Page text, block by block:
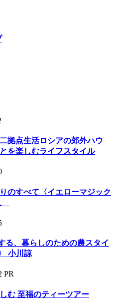
拠点生活ロシアの郊外ハウ
を楽しむライフスタイル
のすべて〈イエローマジック
る、暮らしのための農スタイ
小川諒
PR
む 至福のティーツアー